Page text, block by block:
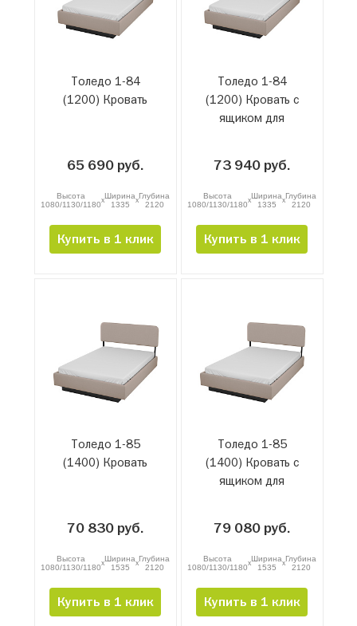
Толедо 1-84
(1200) Кровать
65 690 руб.
Высота
1080/1130/1180xШирина
1335
xГлубина
2120
Купить в 1 клик
Толедо 1-84
(1200) Кровать с
ящиком для
механизмом
73 940 руб.
Высота
1080/1130/1180xШирина
1335
xГлубина
2120
Купить в 1 клик
Толедо 1-85
(1400) Кровать
70 830 руб.
Высота
1080/1130/1180xШирина
1535
xГлубина
2120
Купить в 1 клик
Толедо 1-85
(1400) Кровать с
ящиком для
механизмом
79 080 руб.
Высота
1080/1130/1180xШирина
1535
xГлубина
2120
Купить в 1 клик